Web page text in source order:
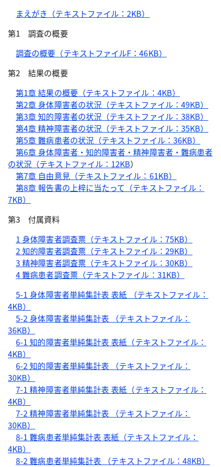
まえがき（テキストファイル：2KB）
第1 調査の概要
調査の概要（テキストファイルF：46KB）
第2 結果の概要
第1章 結果の概要（テキストファイル：4KB）
第2章 身体障害者の状況（テキストファイル：49KB）
第3章 知的障害者の状況（テキストファイル：38KB）
第4章 精神障害者の状況（テキストファイル：35KB）
第5章 難病患者の状況（テキストファイル：36KB）
第6章 身体障害者・知的障害者・精神障害者・難病患者
の状況（テキストファイル：12KB）
第7章 自由意見（テキストファイル：61KB）
第8章 報告書の上梓に当たって（テキストファイル：
7KB）
第3 付属資料
1 身体障害者調査票（テキストファイル：75KB）
2 知的障害者調査票（テキストファイル：29KB）
3 精神障害者調査票（テキストファイル：30KB）
4 難病患者調査票（テキストファイル：31KB）
5-1 身体障害者単純集計表 表紙 （テキストファイル：
4KB）
5-2 身体障害者単純集計表 （テキストファイル：
36KB）
6-1 知的障害者単純集計表 表紙（テキストファイル：
4KB）
6-2 知的障害者単純集計表 （テキストファイル：
30KB）
7-1 精神障害者単純集計表 表紙（テキストファイル：
4KB）
7-2 精神障害者単純集計表 （テキストファイル：
30KB）
8-1 難病患者単純集計表 表紙（テキストファイル：
4KB）
8-2 難病患者単純集計表 （テキストファイル：48KB）